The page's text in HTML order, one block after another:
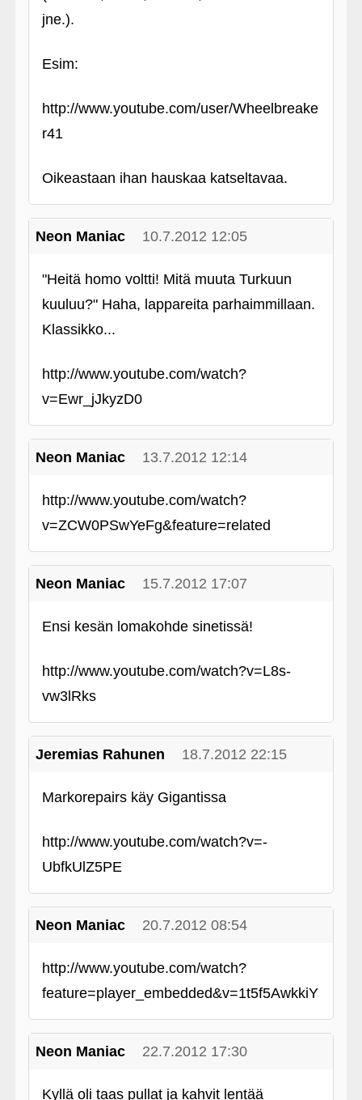
jne.).
Esim:
http://www.youtube.com/user/Wheelbreake
r41
Oikeastaan ihan hauskaa katseltavaa.
Neon Maniac 10.7.2012 12:05
"Heitä homo voltti! Mitä muuta Turkuun
kuuluu?" Haha, lappareita parhaimmillaan.
Klassikko...
http://www.youtube.com/watch?
v=Ewr_jJkyzD0
Neon Maniac 13.7.2012 12:14
http://www.youtube.com/watch?
v=ZCW0PSwYeFg&feature=related
Neon Maniac 15.7.2012 17:07
Ensi kesän lomakohde sinetissä!
http://www.youtube.com/watch?v=L8s-
vw3lRks
Jeremias Rahunen 18.7.2012 22:15
Markorepairs käy Gigantissa
http://www.youtube.com/watch?v=-
UbfkUlZ5PE
Neon Maniac 20.7.2012 08:54
http://www.youtube.com/watch?
feature=player_embedded&v=1t5f5AwkkiY
Neon Maniac 22.7.2012 17:30
Kyllä oli taas pullat ja kahvit lentää